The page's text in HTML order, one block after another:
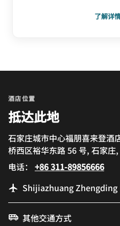
了解详
酒店位置
抵达此地
石家庄城市中心福朋喜来登酒
桥西区裕华东路 56 号, 石家庄
电话： +86 311-89856666
Shijiazhuang
其他交通方式